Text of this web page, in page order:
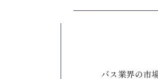
バス業界の市